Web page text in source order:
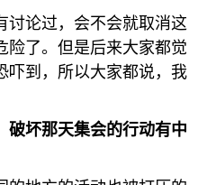
讨论过，会不会就取消这
险了。但是后来大家都觉
吓到，所以大家都说，我
破坏那天集会的行动有中